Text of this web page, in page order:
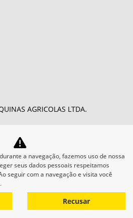
AGRICOLAS LTDA.
maior é a vida.
® Direitos Reservados.
a navegação, fazemos uso de nossa
seus dados pessoais respeitamos
seguir com a navegação e visita você
Recusar